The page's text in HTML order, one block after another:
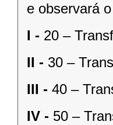
e observará
I - 20 –
II - 30 –
III - 40 –
IV - 50 –